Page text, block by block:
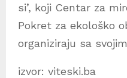
si’, koji Centar za
Pokret za ekološko
organiziraju sa
izvor: viteski.ba